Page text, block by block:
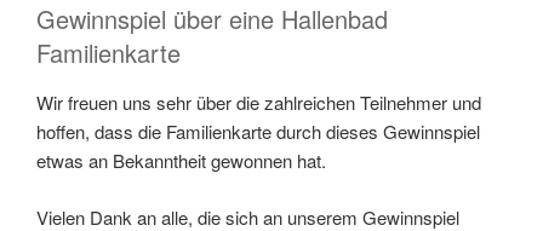
Gewinnspiel über eine Hallenbad
Familienkarte
Wir freuen uns sehr über die zahlreichen Teilnehmer und
hoffen, dass die Familienkarte durch dieses Gewinnspiel
etwas an Bekanntheit gewonnen hat.
Vielen Dank an alle, die sich an unserem Gewinnspiel